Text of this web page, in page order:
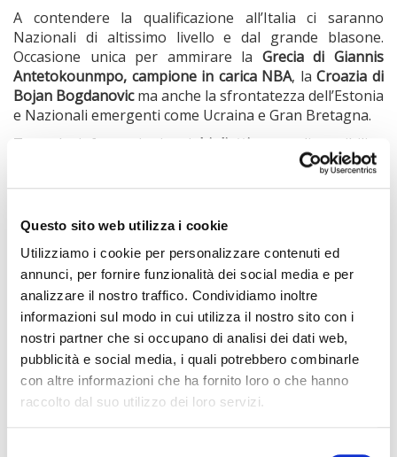
Questo sito web utilizza i cookie
Utilizziamo i cookie per personalizzare contenuti ed
annunci, per fornire funzionalità dei social media e per
analizzare il nostro traffico. Condividiamo inoltre
informazioni sul modo in cui utilizza il nostro sito con i
nostri partner che si occupano di analisi dei dati web,
pubblicità e social media, i quali potrebbero combinarle
con altre informazioni che ha fornito loro o che hanno
raccolto dal suo utilizzo dei loro servizi.
A contendere la qualificazione all’Italia ci saranno
Nazionali di altissimo livello e dal grande blasone.
Occasione unica per ammirare la Grecia di Giannis
Antetokounmpo, campione in carica NBA, laCroazia di
Bojan Bogdanovicma anche la sfrontatezza dell’Estonia
e Nazionali emergenti come Ucraina e Gran Bretagna.
Tutte le informazioni e i biglietti
sono disponibili a
Questo il calendario delle gare:
Venerdì 2 settembre
Italia-Estonia
Ucraina-Gran Bretagna
Croazia-Grecia
Sabato 3 settembre
Grecia-Italia